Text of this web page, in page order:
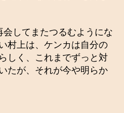
してまたつるむようにな
村上は、ケンカは自分の
しく、これまでずっと対
たが、それが今や明らか